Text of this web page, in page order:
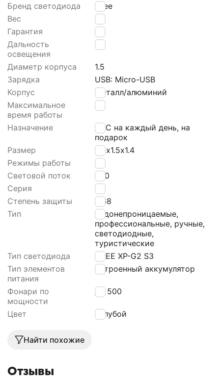
Бренд светодиода
Сrее
Вес
15
Гарантия
24
Дальность
освещения
49
Диаметр корпуса
1.5
Зарядка
USВ: Мiсrо-USВ
Корпус
Металл/алюминий
Максимальное
время работы
25
Назначение
ЕDС на каждый день, на
подарок
Размер
4.8х1.5х1.4
Режимы работы
2
Световой поток
200
Серия
E
Степень защиты
IР68
Тип
водонепроницаемые,
профессиональные, ручные,
светодиодные,
туристические
Тип светодиода
СRЕЕ ХР-G2 S3
Тип элементов
питания
Встроенный аккумулятор
Фонари по
мощности
до 500
Цвет Голубой
Найти похожие
Отзывы